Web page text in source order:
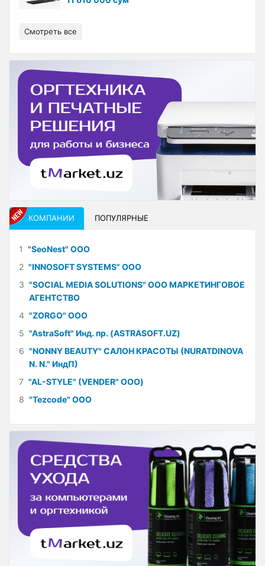
Смотреть все
КОМПАНИИ ПОПУЛЯРНЫЕ
1 "SeoNest" ООО
2 "INNOSOFT SYSTEMS" ООО
3 "SOCIAL MEDIA SOLUTIONS" ООО МАРКЕТИНГОВОЕ
АГЕНТСТВО
4 "ZORGO" ООО
5 "AstraSoft" Инд. пр. (ASTRASOFT.UZ)
6 "NONNY BEAUTY" САЛОН КРАСОТЫ (NURATDINOVA
N. N." ИндП)
7 "AL-STYLE" (VENDER" ООО)
8 "Tezcode" ООО